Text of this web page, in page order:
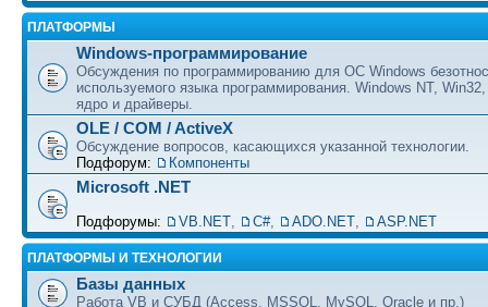
ПЛАТФОРМЫ
Windows-программирование
Обсуждения по программированию для ОС Windows
используемого языка программирования. Windows NT,
ядро и драйверы.
OLE / COM / ActiveX
Обсуждение вопросов, касающихся указанной технологии.
Подфорум:
Компоненты
Microsoft .NET
Подфорумы: VB.NET, C#, ADO.NET, ASP.NET
ПЛАТФОРМЫ И ТЕХНОЛОГИИ
Базы данных
Работа VB и СУБД (Access, MSSQL, MySQL, Oracle и пр.)